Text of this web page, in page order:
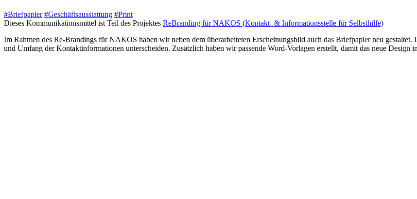
#Briefpapier #Geschäftsausstattung #Print
Dieses Kommunikationsmittel ist Teil des Projektes ReBranding für NAKOS (Kontakt- & Informationsstelle für Selbsthilfe)
Im Rahmen des Re-Brandings für NAKOS haben wir neben dem überarbeiteten Erscheinungsbild auch das Briefpapier neu
und Umfang der Kontaktinformationen unterscheiden. Zusätzlich haben wir passende Word-Vorlagen erstellt, damit das neue